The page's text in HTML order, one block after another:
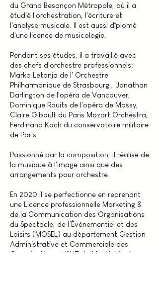
du Grand Besançon Métropole, où il a
étudié l'orchestration, l'écriture et
l'analyse musicale. Il est aussi dîplomé
d'une licence de musicologie.
Pendant ses études, il a travaillé avec
des chefs d'orchestre professionnels:
Marko Letonja de l' Orchestre
Philharmonique de Strasbourg , Jonathan
Darlington de l'opéra de Vancouver,
Dominique Rouits de l'opéra de Massy,
Claire Gibault du Paris Mozart Orchestra,
Ferdinand Koch du conservatoire militaire
de Paris.
Passionné par la composition, il réalise de
la musique à l'image ainsi que des
arrangements pour orchestre.
En 2020 il se perfectionne en reprenant
une Licence professionnelle Marketing &
de la Communication des Organisations
du Spectacle, de l’Événementiel et des
Loisirs (MOSEL) au département Gestion
Administrative et Commerciale des
Organisations à l'IUT de Montbéliard.